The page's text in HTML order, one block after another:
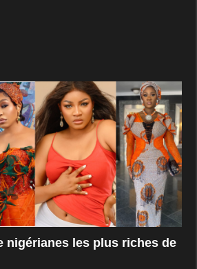
nigérianes les plus riches de